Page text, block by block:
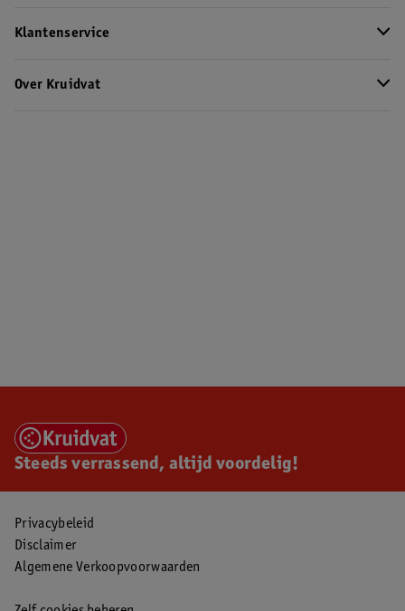
Klantenservice
Over Kruidvat
Steeds verrassend, altijd voordelig!
Privacybeleid
Disclaimer
Algemene Verkoopvoorwaarden